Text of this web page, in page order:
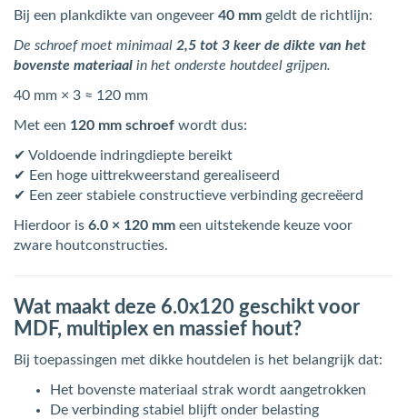
Bij een plankdikte van ongeveer 40 mm geldt de richtlijn:
De schroef moet minimaal 2,5 tot 3 keer de dikte van het
bovenste materiaal in het onderste houtdeel grijpen.
40 mm × 3 ≈ 120 mm
Met een 120 mm schroef wordt dus:
✔ Voldoende indringdiepte bereikt
✔ Een hoge uittrekweerstand gerealiseerd
✔ Een zeer stabiele constructieve verbinding gecreëerd
Hierdoor is 6.0 × 120 mm een uitstekende keuze voor
zware houtconstructies.
Wat maakt deze 6.0x120 geschikt voor
MDF, multiplex en massief hout?
Bij toepassingen met dikke houtdelen is het belangrijk dat:
Het bovenste materiaal strak wordt aangetrokken
De verbinding stabiel blijft onder belasting